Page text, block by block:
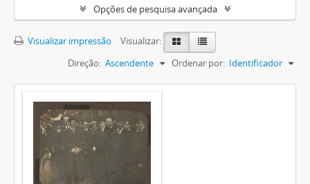
Opções de pesquisa avançada
Visualizar impressão
Visualizar:
Ordenar por: Identificador
Direção: Ascendente